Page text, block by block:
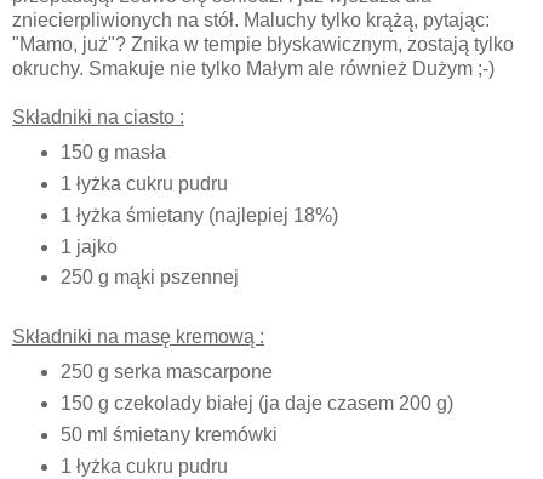
zniecierpliwionych na stół. Maluchy tylko krążą, pytając:
"Mamo, już"? Znika w tempie błyskawicznym, zostają tylko
okruchy. Smakuje nie tylko Małym ale również Dużym ;-)
Składniki na ciasto :
150 g masła
1 łyżka cukru pudru
1 łyżka śmietany (najlepiej 18%)
1 jajko
250 g mąki pszennej
Składniki na masę kremową :
250 g serka mascarpone
150 g czekolady białej (ja daje czasem 200 g)
50 ml śmietany kremówki
1 łyżka cukru pudru